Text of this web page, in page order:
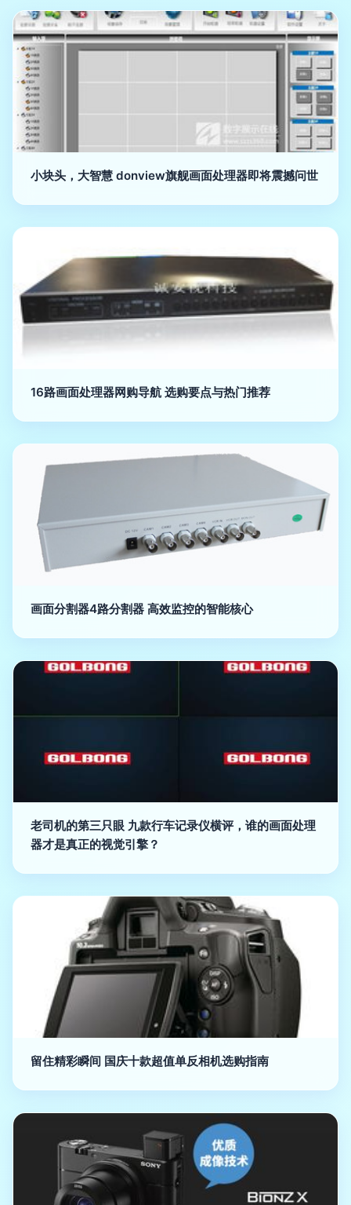
小块头，大智慧 donview旗舰画面处理器即将震撼问世
16路画面处理器网购导航 选购要点与热门推荐
画面分割器4路分割器 高效监控的智能核心
老司机的第三只眼 九款行车记录仪横评，谁的画面处理
器才是真正的视觉引擎？
留住精彩瞬间 国庆十款超值单反相机选购指南